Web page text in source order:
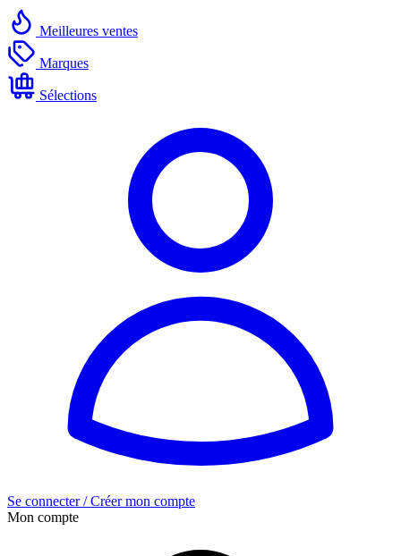
Meilleures ventes
Marques
Sélections
Se connecter / Créer mon compte
Mon compte